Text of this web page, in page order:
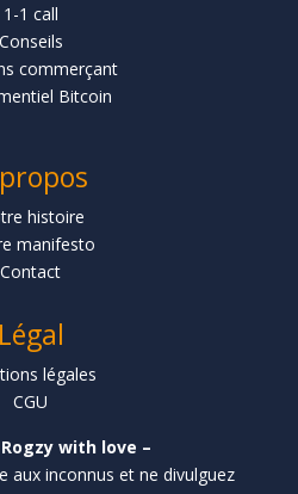
1-1 call
Conseils
commerçant
Bitcoin
histoire
manifesto
Contact
Légal
légales
CGU
with love –
aux inconnus et ne divulguez